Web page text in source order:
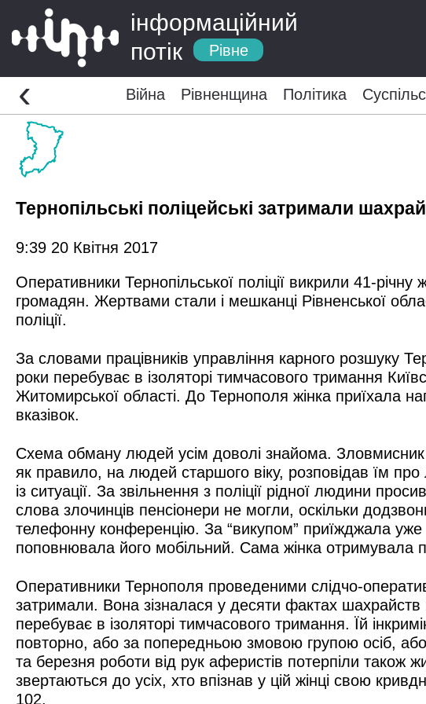
інформаційний
потік
Рівне
Війна Рівненщина Політика
‹
Тернопільські поліцейські затримали
9:39 20 Квітня 2017
Оперативники Тернопільської поліції викрили 41-
громадян. Жертвами стали і мешканці Рівненської
поліції.
За словами працівників управління карного розшуку
роки перебуває в ізоляторі тимчасового тримання
Житомирської області. До Тернополя жінка приїхала
вказівок.
Схема обману людей усім доволі знайома.
як правило, на людей старшого віку, розповідав їм
із ситуації. За звільнення з поліції рідної людини
слова злочинців пенсіонери не могли, оскільки
телефонну конференцію. За “викупом” приїжджала
поповнювала його мобільний. Сама жінка отримувала
Оперативники Тернополя проведеними слідчо-
затримали. Вона зізналася у десяти фактах шахрайств
перебуває в ізоляторі тимчасового тримання. Їй
повторно, або за попередньою змовою групою осіб,
та березня роботи від рук аферистів потерпіли також
звертаються до усіх, хто впізнав у цій жінці свою
102.